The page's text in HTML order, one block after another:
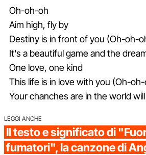
Oh-oh-oh
Aim high, fly by
Dеstiny is in front of you (Oh-oh-
It's a beautiful game and the
One love, one kind
This life is in love with you (Oh-
Your chanches are in the world
LEGGI ANCHE
Il testo e significato di
fumatori", la canzone di